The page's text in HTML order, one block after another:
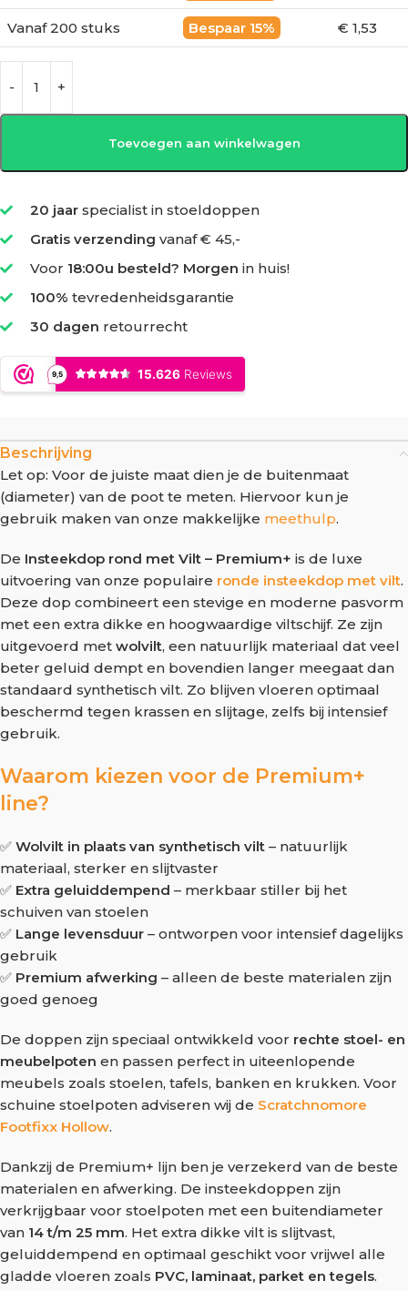
Vanaf 200 stuks 15% € 1,53
Toevoegen aan winkelwagen
20 jaarspecialist in stoeldoppen
Gratis verzending vanaf € 45,-
Voor 18:00u besteld? Morgen in huis!
100% tevredenheidsgarantie
30 dagen retourrecht
Beschrijving
Let op: Voor de juiste maat dien je de buitenmaat
(diameter) van de poot te meten. Hiervoor kun je
gebruik maken van onze makkelijke meethulp.
De Insteekdop rond met Vilt – Premium+ is de luxe
uitvoering van onze populaire ronde insteekdop met vilt.
Deze dop combineert een stevige en moderne pasvorm
met een extra dikke en hoogwaardige viltschijf. Ze zijn
uitgevoerd met wolvilt, een natuurlijk materiaal dat veel
beter geluid dempt en bovendien langer meegaat dan
standaard synthetisch vilt. Zo blijven vloeren optimaal
beschermd tegen krassen en slijtage, zelfs bij intensief
gebruik.
Waarom kiezen voor de Premium+
line?
✅ Wolvilt in plaats van synthetisch vilt – natuurlijk
materiaal, sterker en slijtvaster
✅ Extra geluiddempend – merkbaar stiller bij het
schuiven van stoelen
✅ Lange levensduur – ontworpen voor intensief dagelijks
gebruik
✅ Premium afwerking – alleen de beste materialen zijn
goed genoeg
De doppen zijn speciaal ontwikkeld voor rechte stoel- en
meubelpoten en passen perfect in uiteenlopende
meubels zoals stoelen, tafels, banken en krukken. Voor
schuine stoelpoten adviseren wij de Scratchnomore
Footfixx Hollow.
Dankzij de Premium+ lijn ben je verzekerd van de beste
materialen en afwerking. De insteekdoppen zijn
verkrijgbaar voor stoelpoten met een buitendiameter
van 14 t/m 25 mm. Het extra dikke vilt is slijtvast,
geluiddempend en optimaal geschikt voor vrijwel alle
gladde vloeren zoals PVC, laminaat, parket en tegels.